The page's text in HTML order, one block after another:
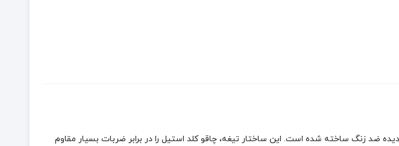
ضد زنگ ساخته شده است. این ساختار تیغه، چاقو کلد استیل را در برابر ضربات بسیار مقاوم